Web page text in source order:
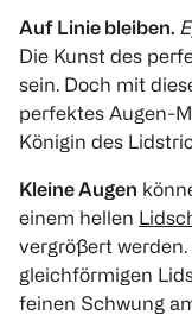
Auf Linie bleiben.
Die Kunst des
sein. Doch mit
perfektes Augen-
Königin des
Kleine Augen
einem hellen
vergrößert werden.
gleichförmigen
feinen Schwung